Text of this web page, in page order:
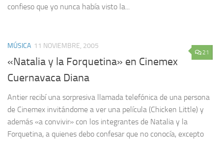
confieso que yo nunca había visto la...
21
MÚSICA 11 NOVIEMBRE, 2005
«Natalia y la Forquetina» en Cinemex
Cuernavaca Diana
Antier recibí una sorpresiva llamada telefónica de una persona
de Cinemex invitándome a ver una película (Chicken Little) y
además «a convivir» con los integrantes de Natalia y la
Forquetina, a quienes debo confesar que no conocía, excepto